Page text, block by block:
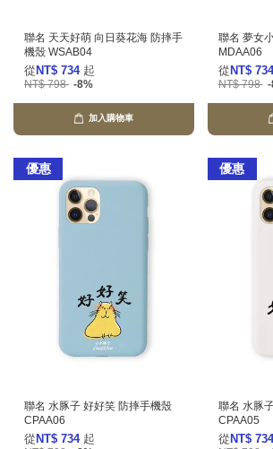
聯名 天天好萌 向日葵花海 防摔手
機殼 WSAB04
從 NT$ 734 起
NT$ 798 -8%
加入購物車
聯名 夢女
MDAA06
從 NT$
NT$ 798 -
優惠
聯名 水豚子 好好笑 防摔手機殼
CPAA06
從 NT$ 734 起
優惠
聯名 水豚
CPAA05
從 NT$